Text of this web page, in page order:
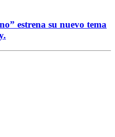
estrena su nuevo tema